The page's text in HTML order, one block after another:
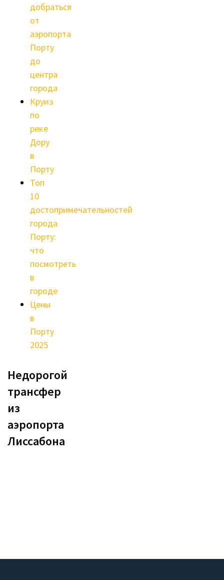
добраться
от
аэропорта
Порту
до
центра
города
Круиз
по
реке
Дору
в
Порту
Топ
10
достопримечательностей
города
Порту:
что
посмотреть
в
городе
Цены
в
Порту
2025
Недорогой
трансфер
из
аэропорта
Лиссабона